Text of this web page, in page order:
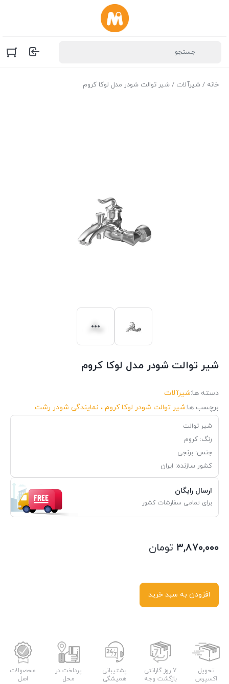
خانه / شیرآلات / شیر توالت شودر مدل لوکا کروم
شیر توالت شودر مدل لوکا کروم
دسته ها:شیرآلات
برچسب ها:شیر توالت شودر لوکا کروم ، نمایندگی شودر رشت
شیر توالت
رنگ: کروم
جنس: برنجی
کشور سازنده: ایران
ارسال رایگان
برای تمامی سفارشات کشور
۳,۸۷۰,۰۰۰ تومان
افزودن به سبد خرید
تحویل
اکسپرس
7 روز گارانتی
بازگشت وجه
پشتیبانی
همیشگی
پرداخت در
محل
محصولات
اصل